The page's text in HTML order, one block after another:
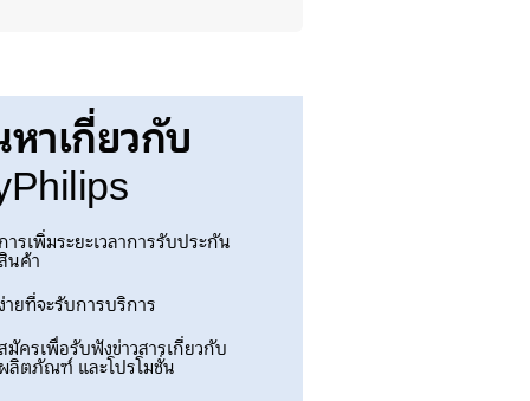
าเกี่ยวกับ
ารเพิ่มระยะเวลาการรับประกัน
นค้า
ายที่จะรับการบริการ
มัครเพื่อรับฟังข่าวสารเกี่ยวกับ
ผลิตภัณฑ์ และโปรโมชั่น